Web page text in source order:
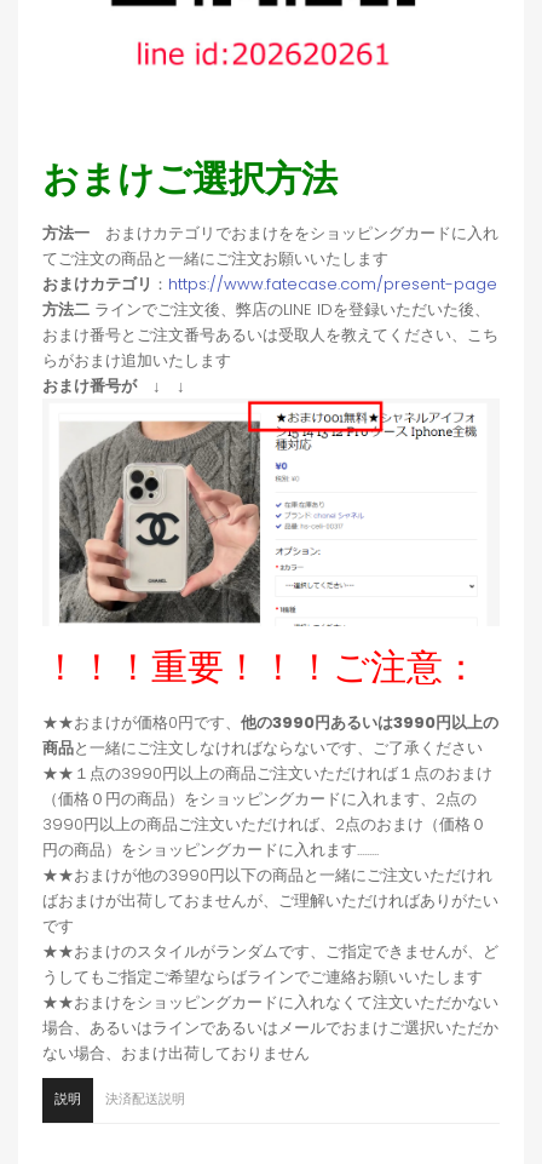
おまけご選択方法
方法一 おまけカテゴリでおまけををショッピングカードに入れ
てご注文の商品と一緒にご注文お願いいたします
おまけカテゴリ ： https://www.fatecase.com/present-page
方法二 ラインでご注文後、弊店のLINE IDを登録いただいた後、
おまけ番号とご注文番号あるいは受取人を教えてください、こち
らがおまけ追加いたします
おまけ番号が ↓ ↓
！！！重要！！！ご注意：
★★おまけが価格0円です、 他の3990円あるいは3990円以上の
商品と一緒にご注文しなければならないです、ご了承ください
★★１点の3990円以上の商品ご注文いただければ１点のおまけ
（価格０円の商品）をショッピングカードに入れます、2点の
3990円以上の商品ご注文いただければ、2点のおまけ（価格０
円の商品）をショッピングカードに入れます.........
★★おまけが他の3990円以下の商品と一緒にご注文いただけれ
ばおまけが出荷しておませんが、ご理解いただければありがたい
です
★★おまけのスタイルがランダムです、ご指定できませんが、ど
うしてもご指定ご希望ならばラインでご連絡お願いいたします
★★おまけをショッピングカードに入れなくて注文いただかない
場合、あるいはラインであるいはメールでおまけご選択いただか
ない場合、おまけ出荷しておりません
説明 決済配送説明